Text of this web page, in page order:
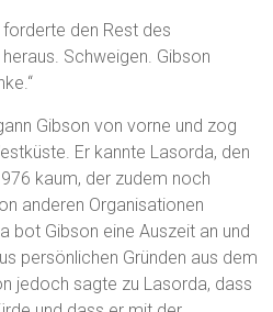
den Rest des
Schweigen. Gibson
Gibson von vorne und zog
Er kannte Lasorda, den
kaum, der zudem noch
anderen Organisationen
bot Gibson eine Auszeit an und
persönlichen Gründen aus dem
jedoch sagte zu Lasorda, dass